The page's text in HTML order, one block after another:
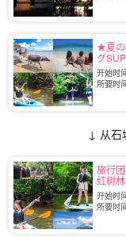
★夏の
グ
アー★
开始时
所要时
↓ 从石
旅行
红树
开始时
所要时